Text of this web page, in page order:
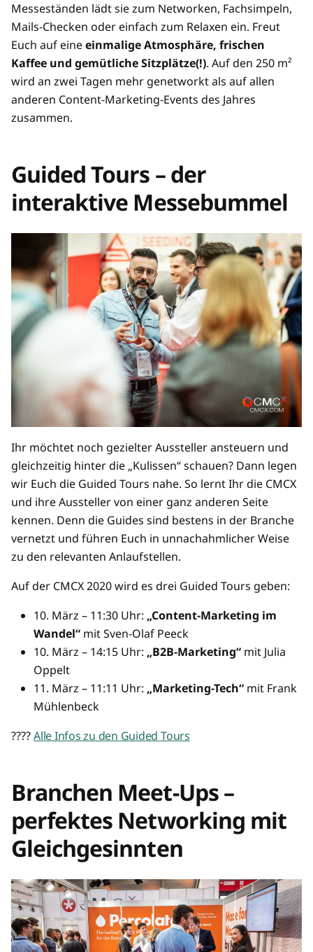
Messeständen lädt sie zum Networken, Fachsimpeln,
Mails-Checken oder einfach zum Relaxen ein. Freut
Euch auf eineeinmalige Atmosphäre, frischen
Kaffee und gemütliche Sitzplätze(!). Auf den 250 m²
wird an zwei Tagen mehr genetworkt als auf allen
anderen Content-Marketing-Events des Jahres
zusammen.
Guided Tours – der
interaktive Messebummel
Ihr möchtet noch gezielter Aussteller ansteuern und
gleichzeitig hinter die „Kulissen“ schauen? Dann legen
wir Euch die Guided Tours nahe. So lernt Ihr die CMCX
und ihre Aussteller von einer ganz anderen Seite
kennen. Denn die Guides sind bestens in der Branche
vernetzt und führen Euch in unnachahmlicher Weise
zu den relevanten Anlaufstellen.
Auf der CMCX 2020 wird es drei Guided Tours geben:
10. März – 11:30 Uhr: „Content-Marketing im
Wandel“ mit Sven-Olaf Peeck
10. März – 14:15 Uhr: „B2B-Marketing“ mit Julia
Oppelt
11. März – 11:11 Uhr: „Marketing-Tech“ mit Frank
Mühlenbeck
????Alle Infos zu den Guided Tours
Branchen Meet-Ups –
perfektes Networking mit
Gleichgesinnten